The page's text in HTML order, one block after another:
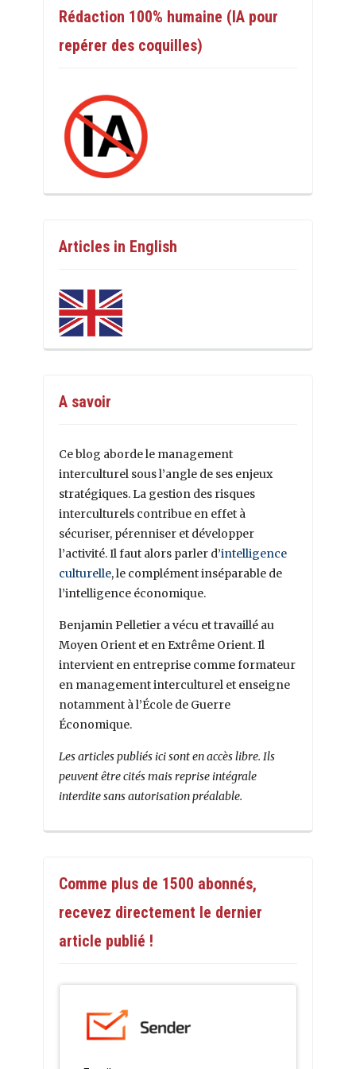
Rédaction 100% humaine (IA pour
repérer des coquilles)
Articles in English
A savoir
Ce blog aborde le management
interculturel sous l’angle de ses enjeux
stratégiques. La gestion des risques
interculturels contribue en effet à
sécuriser, pérenniser et développer
l’activité. Il faut alors parler d’intelligence
culturelle, le complément inséparable de
l’intelligence économique.
Benjamin Pelletier a vécu et travaillé au
Moyen Orient et en Extrême Orient. Il
intervient en entreprise comme formateur
en management interculturel et enseigne
notamment à l’École de Guerre
Économique.
Les articles publiés ici sont en accès libre. Ils
peuvent être cités mais reprise intégrale
interdite sans autorisation préalable.
Comme plus de 1500 abonnés,
recevez directement le dernier
article publié !